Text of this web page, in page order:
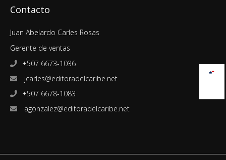
Contacto
Juan Abelardo Carles Rosas
Gerente de ventas
+507 6673-1036
jcarles@editoradelcaribe.net
+507 6678-1083
agonzalez@editoradelcaribe.net